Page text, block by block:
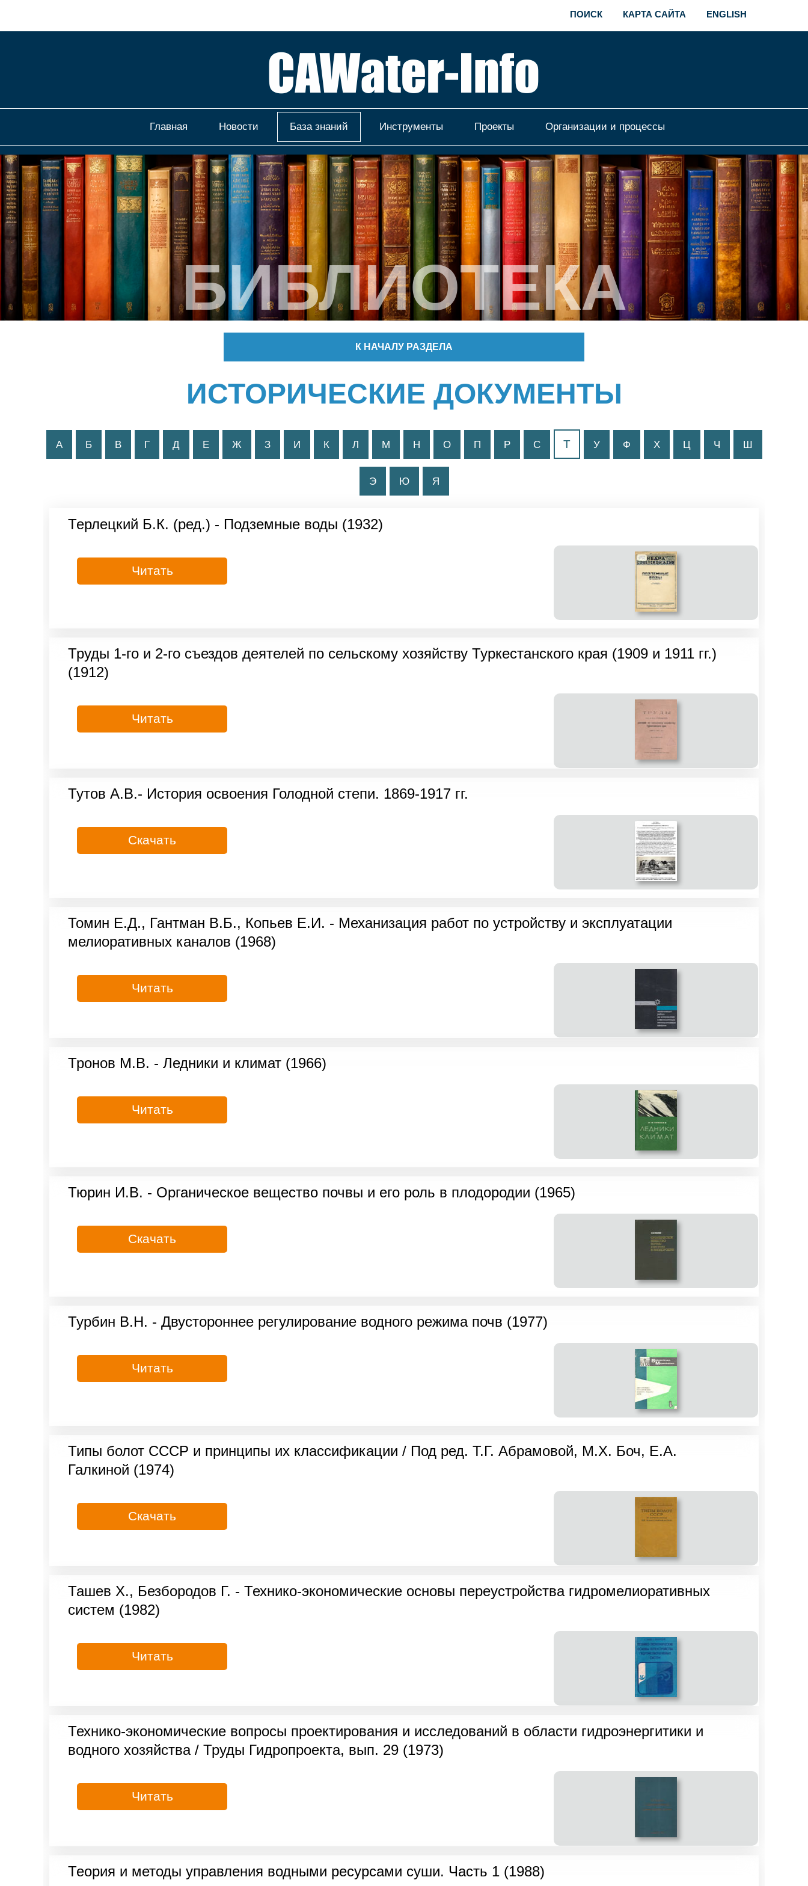
ПОИСК КАРТА САЙТА ENGLISH
Главная Новости База знаний Инструменты Проекты Организации и процессы
БИБЛИОТЕКА
К НАЧАЛУ РАЗДЕЛА
ИСТОРИЧЕСКИЕ ДОКУМЕНТЫ
А Б В Г Д Е Ж З И К Л М Н О П Р С Т У Ф Х Ц Ч Ш
Э Ю Я
Терлецкий Б.К. (ред.) - Подземные воды (1932)
Читать
Труды 1-го и 2-го съездов деятелей по сельскому хозяйству Туркестанского края (1909 и 1911 гг.)
(1912)
Читать
Тутов А.В.- История освоения Голодной степи. 1869-1917 гг.
Скачать
Томин Е.Д., Гантман В.Б., Копьев Е.И. - Механизация работ по устройству и эксплуатации
мелиоративных каналов (1968)
Читать
Тронов М.В. - Ледники и климат (1966)
Читать
Тюрин И.В. - Органическое вещество почвы и его роль в плодородии (1965)
Скачать
Турбин В.Н. - Двустороннее регулирование водного режима почв (1977)
Читать
Типы болот СССР и принципы их классификации / Под ред. Т.Г. Абрамовой, M.X. Боч, Е.А.
Галкиной (1974)
Скачать
Ташев Х., Безбородов Г. - Технико-экономические основы переустройства гидромелиоративных
систем (1982)
Читать
Технико-экономические вопросы проектирования и исследований в области гидроэнергитики и
водного хозяйства / Труды Гидропроекта, вып. 29 (1973)
Читать
Теория и методы управления водными ресурсами суши. Часть 1 (1988)